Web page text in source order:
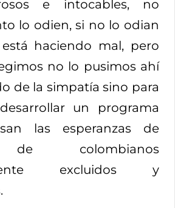
e intocables, no
lo odien, si no lo odian
haciendo mal, pero
no lo pusimos ahí
de la simpatía sino para
un programa
las esperanzas de
de colombianos
excluidos y